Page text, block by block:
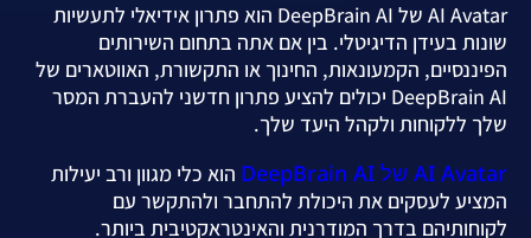
AI Avatar של DeepBrain AI הוא פתרון אידיאלי לתעשיות
שונות בעידן הדיגיטלי. בין אם אתה בתחום השירותים
הפיננסיים, הקמעונאות, החינוך או התקשורת, האווטארים של
DeepBrain AI יכולים להציע פתרון חדשני להעברת המסר
שלך ללקוחות ולקהל היעד שלך.
AI Avatar של DeepBrain AI
הוא כלי מגוון ורב יעילות
המציע לעסקים את היכולת להתחבר ולהתקשר עם
לקוחותיהם בדרך המודרנית והאינטראקטיבית ביותר.